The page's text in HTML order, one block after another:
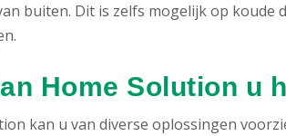
buiten. Dit is zelfs mogelijk op
Home Solution u
kan u van diverse oplossingen